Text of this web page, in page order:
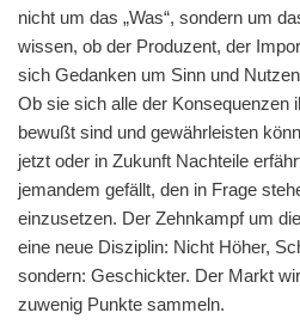
nicht um das „Was“, sondern um
wissen, ob der Produzent, der
sich Gedanken um Sinn und
Ob sie sich alle der Konsequenzen
bewußt sind und gewährleisten
jetzt oder in Zukunft Nachteile
jemandem gefällt, den in Frage
einzusetzen. Der Zehnkampf um
eine neue Disziplin: Nicht Höher,
sondern: Geschickter. Der Markt
zuwenig Punkte sammeln.